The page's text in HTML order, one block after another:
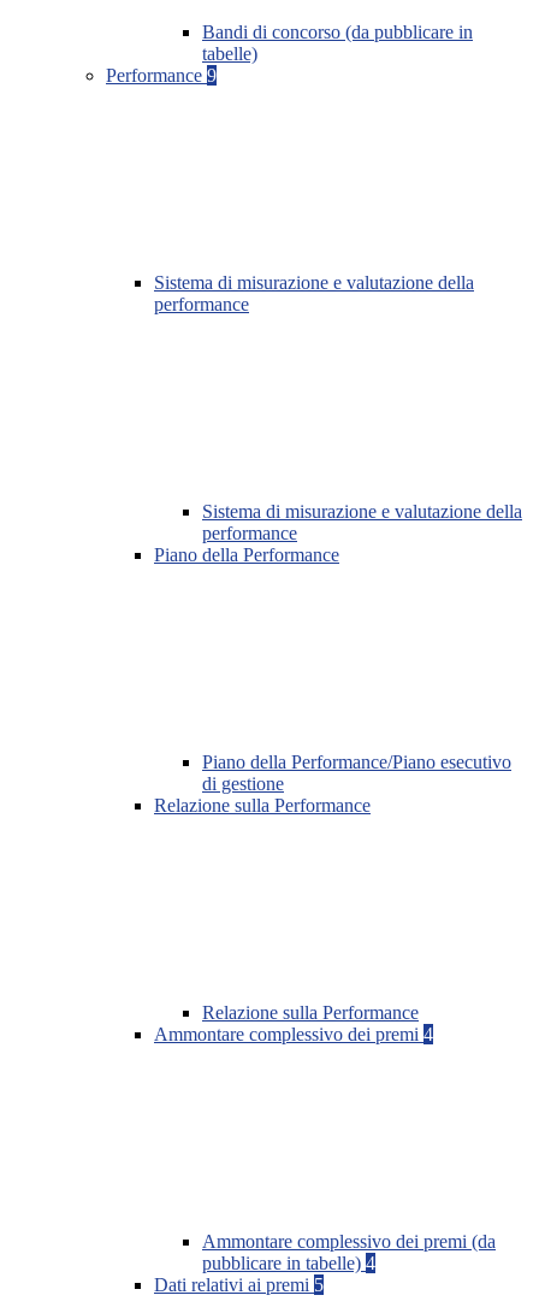
Bandi di concorso (da pubblicare in
tabelle)
Performance 9
Sistema di misurazione e valutazione della
performance
Sistema di misurazione e valutazione della
performance
Piano della Performance
Piano della Performance/Piano esecutivo
di gestione
Relazione sulla Performance
Relazione sulla Performance
Ammontare complessivo dei premi 4
Ammontare complessivo dei premi (da
pubblicare in tabelle) 4
Dati relativi ai premi 5